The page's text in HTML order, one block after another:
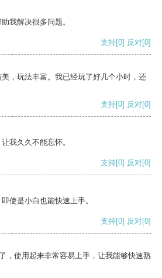
我解决很多问题。
支持[0] 反对[0]
，玩法丰富。我已经玩了好几个小时，还
支持[0] 反对[0]
我久久不能忘怀。
支持[0] 反对[0]
使是小白也能快速上手。
支持[0] 反对[0]
，使用起来非常容易上手，让我能够快速熟